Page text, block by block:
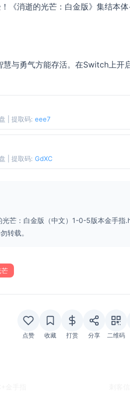
《消逝的光芒：白金版》集结本
与勇气方能存活。在Switch上开
| 提取码: eee7
| 提取码: GdXC
芒：白金版（中文）1-0-5版本金手指
转载。
芒
点赞 收藏 打赏 分享 二维码